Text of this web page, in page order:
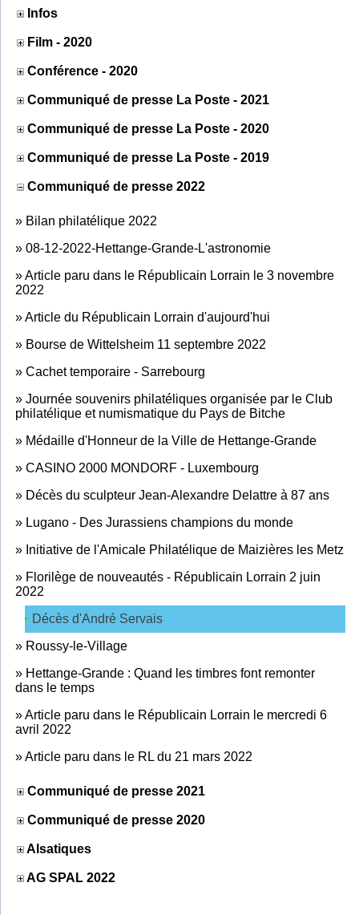
Infos
Film - 2020
Conférence - 2020
Communiqué de presse La Poste - 2021
Communiqué de presse La Poste - 2020
Communiqué de presse La Poste - 2019
Communiqué de presse 2022
» Bilan philatélique 2022
» 08-12-2022-Hettange-Grande-L'astronomie
»Article paru dans le Républicain Lorrain le 3 novembre
2022
»Article du Républicain Lorrain d'aujourd'hui
» Bourse de Wittelsheim 11 septembre 2022
» Cachet temporaire - Sarrebourg
» Journée souvenirs philatéliques organisée par le Club
philatélique et numismatique du Pays de Bitche
» Médaille d'Honneur de la Ville de Hettange-Grande
» CASINO 2000 MONDORF - Luxembourg
» Décès du sculpteur Jean-Alexandre Delattre à 87 ans
» Lugano - Des Jurassiens champions du monde
» Initiative de l'Amicale Philatélique de Maizières les Metz
» Florilège de nouveautés - Républicain Lorrain 2 juin
2022
Décès d'André Servais
» Roussy-le-Village
» Hettange-Grande : Quand les timbres font remonter
dans le temps
»Article paru dans le Républicain Lorrain le mercredi 6
avril 2022
»Article paru dans le RL du 21 mars 2022
Communiqué de presse 2021
Communiqué de presse 2020
Alsatiques
AG SPAL 2022